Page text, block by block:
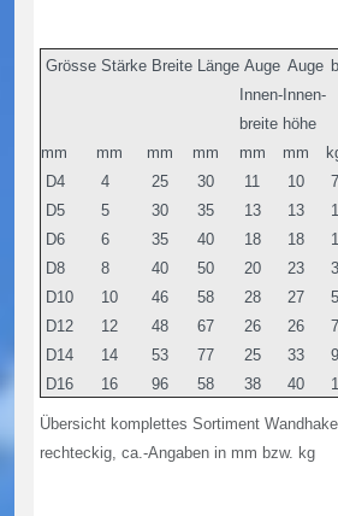
Übersicht komplettes Sortiment
rechteckig, ca.-Angaben in mm bzw. kg
Grösse
mm
Stärke
mm
Breite
mm
Länge
mm
Auge
Innen-
breite
mm
Auge
Innen-
höhe
mm
D4
4 25 30 11 10
D5
5 30 35 13 13
D6
6 35 40 18 18
D8
8 40 50 20 23
D10
10 46 58 28 27
D12
12 48 67 26 26
D14
14 53 77 25 33
D16
16 96 58 38 40